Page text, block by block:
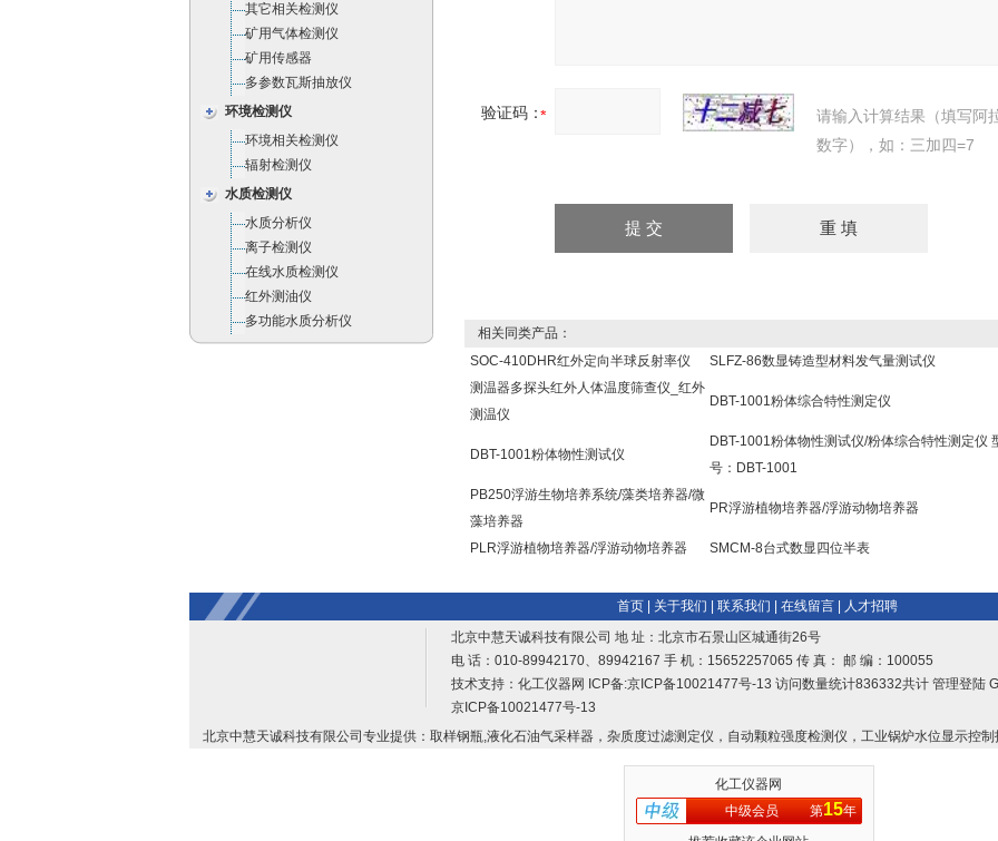
其它相关检测仪
矿用气体检测仪
矿用传感器
多参数瓦斯抽放仪
环境检测仪
环境相关检测仪
辐射检测仪
水质检测仪
水质分析仪
离子检测仪
在线水质检测仪
红外测油仪
多功能水质分析仪
验证码：
请输入计算结果（填写阿
数字），如：三加四=7
相关同类产品：
SOC-410DHR红外定向半球反射率仪
SLFZ-86数显铸造型材料发气量测试仪
测温器多探头红外人体温度筛查仪_红外
测温仪
DBT-1001粉体综合特性测定仪
DBT-1001粉体物性测试仪
DBT-1001粉体物性测试仪/粉体综合特性测定仪
号：DBT-1001
PB250浮游生物培养系统/藻类培养器/微
藻培养器
PR浮游植物培养器/浮游动物培养器
PLR浮游植物培养器/浮游动物培养器 SMCM-8台式数显四位半表
首页| 关于我们 联系我们 在线留言| 人才招聘
北京中慧天诚科技有限公司 地 址：北京市石景山区城通街26号
电 话：010-89942170、89942167 手 机：15652257065 传 真： 邮 编：100055
技术支持： 化工仪器网 ICP备:京ICP备10021477号-13 访问数量统计836332共计 管理登陆
京ICP备10021477号-13
北京中慧天诚科技有限公司专业提供：取样钢瓶,液化石油气采样器，杂质度过滤测定仪，自动颗粒强度检测仪，工业锅炉水位显示控制
化工仪器网
中级会员
第15年